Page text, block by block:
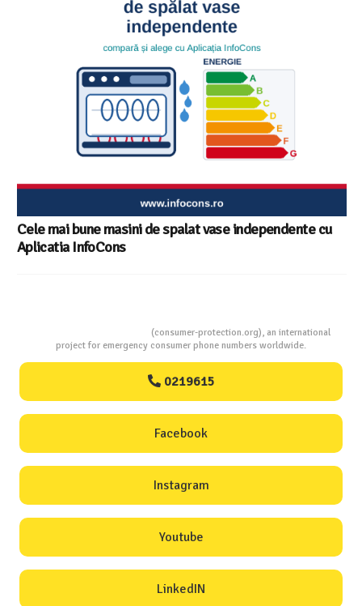
Ghid InfoCons – Cum sa alegi masina de spalat vase
(consumer-protection.org), an international
project for emergency consumer phone numbers worldwide.
0219615
Facebook
Instagram
Youtube
LinkedIN